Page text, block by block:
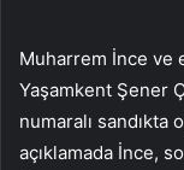
Muharrem İnce ve
Yaşamkent Şener
numaralı sandıkta
açıklamada İnce,